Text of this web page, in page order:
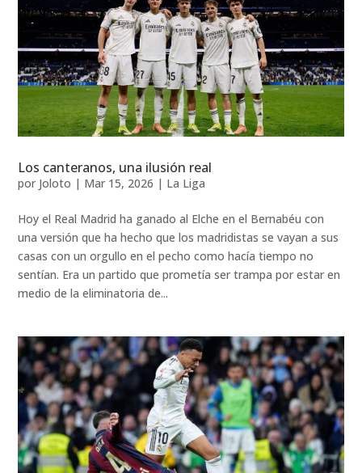
Los canteranos, una ilusión real
por Joloto | Mar 15, 2026 | La Liga
Hoy el Real Madrid ha ganado al Elche en el Bernabéu con
una versión que ha hecho que los madridistas se vayan a sus
casas con un orgullo en el pecho como hacía tiempo no
sentían. Era un partido que prometía ser trampa por estar en
medio de la eliminatoria de...